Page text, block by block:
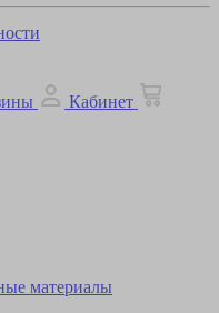
Кабинет
материалы